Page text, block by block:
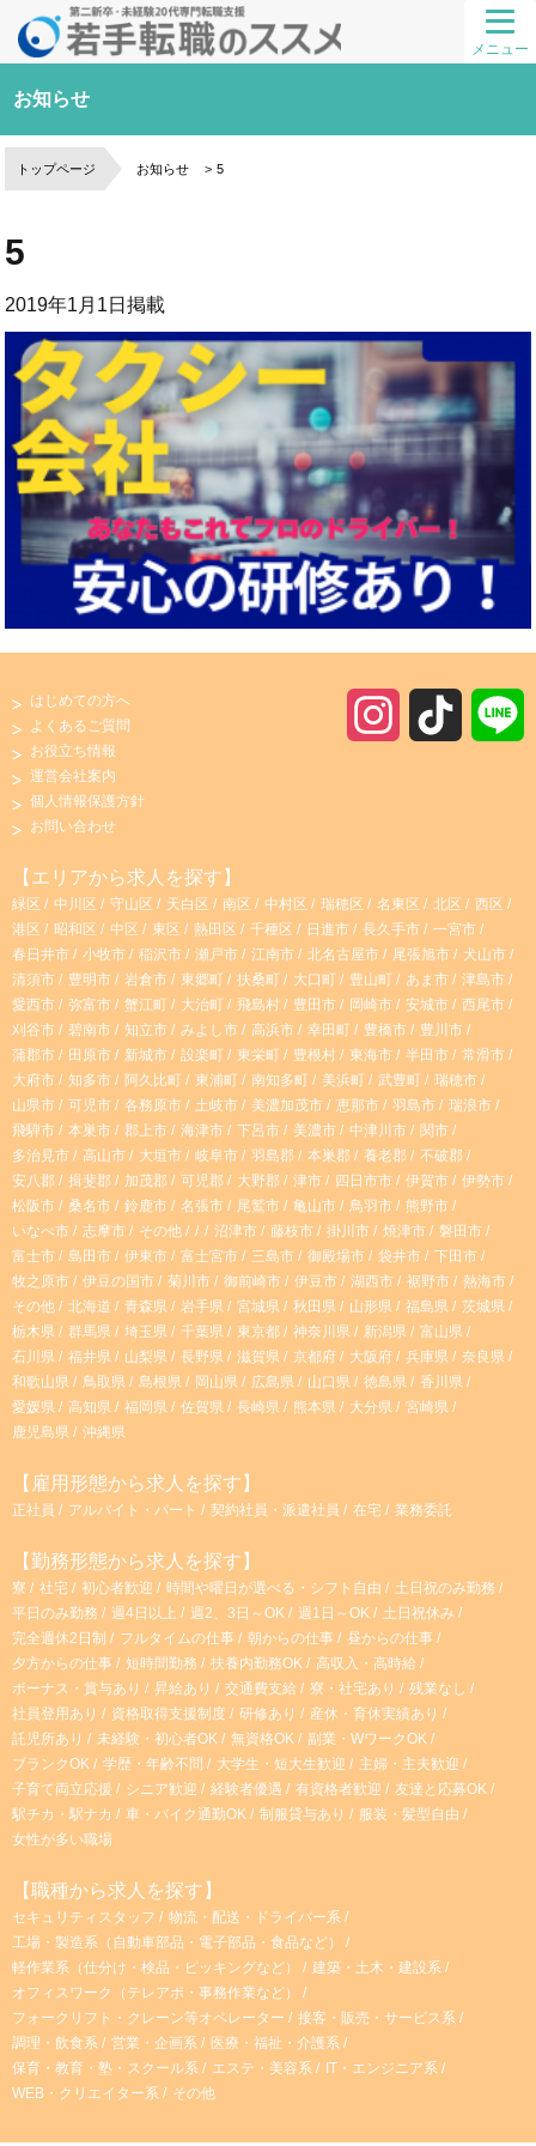
メニュー
お知らせ
トップページ お知らせ 5
5
2019年1月1日掲載
a
g
r
a
m
o
k
はじめての方へ
よくあるご質問
お役立ち情報
運営会社案内
個人情報保護方針
お問い合わせ
【エリアから求人を探す】
緑区 中川区 守山区 天白区 南区 中村区 瑞穂区 名東区 北区
西区
港区
昭和区 中区 東区 熱田区 千種区 日進市 長久手市
一宮市
春日井市
小牧市 稲沢市 瀬戸市 江南市 北名古屋市 尾張旭市
犬山市
清須市
豊明市 岩倉市 東郷町 扶桑町 大口町 豊山町 あま市
津島市
愛西市
弥富市 蟹江町 大治町 飛島村 豊田市 岡崎市 安城市
西尾市
刈谷市
碧南市 知立市 みよし市 高浜市 幸田町 豊橋市
豊川市
蒲郡市
田原市 新城市 設楽町 東栄町 豊根村 東海市 半田市
常滑市
大府市
知多市 阿久比町 東浦町 南知多町 美浜町 武豊町
瑞穂市
山県市
可児市 各務原市 土岐市 美濃加茂市 恵那市 羽島市
瑞浪市
飛騨市
本巣市 郡上市 海津市 下呂市 美濃市 中津川市
関市
多治見市
高山市 大垣市 岐阜市 羽島郡 本巣郡 養老郡
不破郡
安八郡
揖斐郡 加茂郡 可児郡 大野郡 津市 四日市市 伊賀市
伊勢市
松阪市
桑名市 鈴鹿市 名張市 尾鷲市 亀山市 鳥羽市
熊野市
いなべ市
志摩市 その他 沼津市 藤枝市 掛川市 焼津市
磐田市
富士市
島田市 伊東市 富士宮市 三島市 御殿場市 袋井市
下田市
牧之原市
伊豆の国市 菊川市 御前崎市 伊豆市 湖西市 裾野市
熱海市
その他
北海道 青森県 岩手県 宮城県 秋田県 山形県 福島県
茨城県
栃木県
群馬県 埼玉県 千葉県 東京都 神奈川県 新潟県
富山県
石川県
福井県 山梨県 長野県 滋賀県 京都府 大阪府 兵庫県
奈良県
和歌山県
鳥取県 島根県 岡山県 広島県 山口県 徳島県
香川県
愛媛県
高知県 福岡県 佐賀県 長崎県 熊本県 大分県
宮崎県
鹿児島県
沖縄県
【雇用形態から求人を探す】
正社員 アルバイト・パート 契約社員・派遣社員 在宅 業務委託
【勤務形態から求人を探す】
寮 社宅 初心者歓迎 時間や曜日が選べる・シフト自由
土日祝のみ勤務
平日のみ勤務
週4日以上 週2、3日～OK 週1日～OK
土日祝休み
完全週休2日制
フルタイムの仕事 朝からの仕事
昼からの仕事
夕方からの仕事
短時間勤務 扶養内勤務OK
高収入・高時給
ボーナス・賞与あり
昇給あり 交通費支給 寮・社宅あり
残業なし
社員登用あり
資格取得支援制度 研修あり
産休・育休実績あり
託児所あり
未経験・初心者OK 無資格OK
副業・WワークOK
ブランクOK
学歴・年齢不問 大学生・短大生歓迎
主婦・主夫歓迎
子育て両立応援
シニア歓迎 経験者優遇 有資格者歓迎
友達と応募OK
駅チカ・駅ナカ
車・バイク通勤OK 制服貸与あり
服装・髪型自由
女性が多い職場
【職種から求人を探す】
セキュリティスタッフ
物流・配送・ドライバー系
工場・製造系（自動車部品・電子部品・食品など）
軽作業系（仕分け・検品・ピッキングなど）
建築・土木・建設系
オフィスワーク（テレアポ・事務作業など）
フォークリフト・クレーン等オペレーター
接客・販売・サービス系
調理・飲食系
営業・企画系
医療・福祉・介護系
保育・教育・塾・スクール系
エステ・美容系
IT・エンジニア系
WEB・クリエイター系
その他